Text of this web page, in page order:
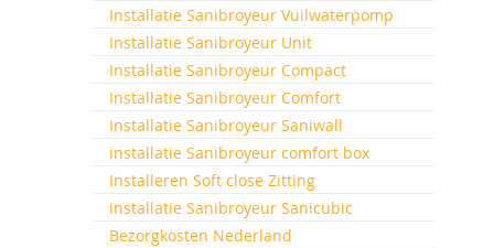
Installatie Sanibroyeur Vuilwaterpomp
Installatie Sanibroyeur Unit
Installatie Sanibroyeur Compact
Installatie Sanibroyeur Comfort
Installatie Sanibroyeur Saniwall
installatie Sanibroyeur comfort box
Installeren Soft close Zitting
installatie Sanibroyeur Sanicubic
Bezorgkosten Nederland